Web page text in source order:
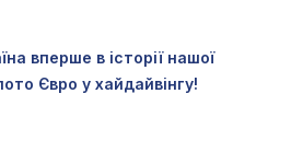
вперше в історії нашої
Євро у хайдайвінгу!